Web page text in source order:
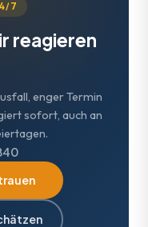
7
reagieren
enger Termin
sofort, auch an